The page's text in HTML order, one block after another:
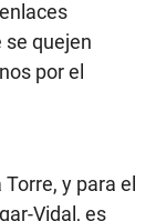
quejen
por el
y para el
Vidal, es